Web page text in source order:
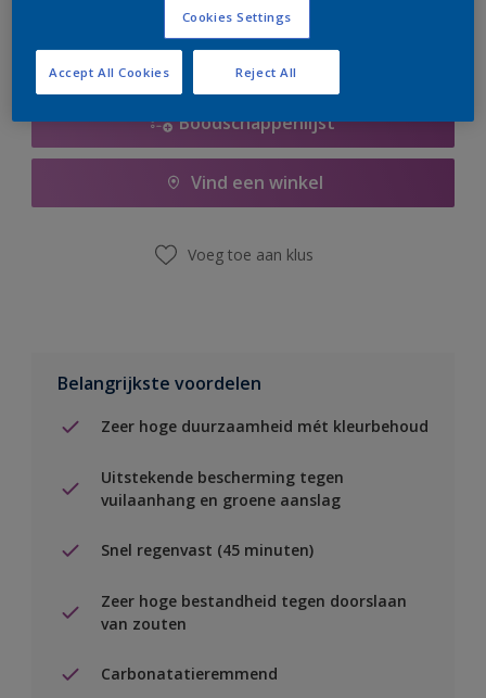
Boodschappenlijst
Vind een winkel
Voeg toe aan klus
Belangrijkste voordelen
Zeer hoge duurzaamheid mét kleurbehoud
Uitstekende bescherming tegen
vuilaanhang en groene aanslag
Snel regenvast (45 minuten)
Zeer hoge bestandheid tegen doorslaan
van zouten
Carbonatatieremmend
Cookies Settings
Reject All
Accept All Cookies